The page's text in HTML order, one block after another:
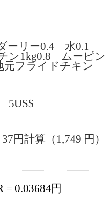
ーリー0.4 水0.1
ン1kg0.8 ムーピン
フライドチキン
5US$
円計算（1,749 円）
= 0.03684円